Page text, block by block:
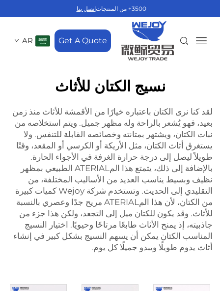
3500+ من المنتجات اتصل بنا
Get A Quote
AR
نسيج الكتان للأثاث
لقد كنا نرى الكتان باعتباره خيارًا من الأقمشة للأثاث منذ زمن
بعيد، فهو يُشعر بالراحة وله مظهر جميل. ويتم استخلاصه من
نبات الكتان، ويشتهر بمتانته وخصائصه القابلة للتنفس. ولا
يستغرق أثاث الكتان، مثل الأريكة أو الكرسي أو المقعد، وقتًا
طويلاً ليصل إلى درجة حرارة الغرفة في الأجواء الحارة.
بالإضافة إلى ذلك، يتمتع هذا المATERIAL الطبيعي بمظهر
نظيف وبسيط يناسب العديد من الأساليب المختلفة، من
التقليدي إلى الحديث. وتستخدم شركة Wejoy كميات كبيرة
من الكتان، لأن هذا المATERIAL مريح جدًا وعصري بالنسبة
للأثاث. وقد يكون للكتان ميل إلى التجعد، ولكن هذا جزء من
جاذبيته، إذ يمنح الأثاث طابعًا مرتاحًا وحيويًا. اختيار النسيج
المناسب الكتان يمكن أن يسهم النسيج بشكل كبير في إنشاء
أثاث يدوم طويلًا ويبدو جميلًا كل يوم.